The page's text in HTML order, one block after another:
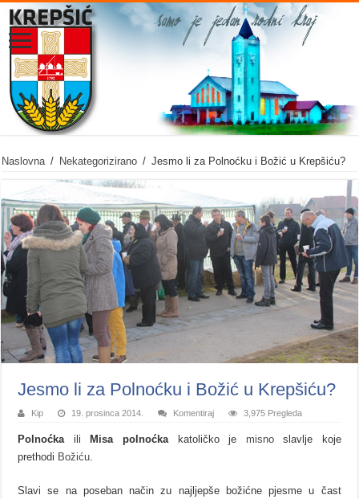
Naslovna / Nekategorizirano / Jesmo li za Polnoćku i Božić u Krepšiću?
Jesmo li za Polnoćku i Božić u Krepšiću?
Kip 19. prosinca 2014. Komentiraj 3,975 Pregleda
Polnoćkaili Misa polnoćkakatoličko je misnoslavlje koje
prethodi Božiću.
Slavi se na poseban način zu najljepše božićne pjesme u čast